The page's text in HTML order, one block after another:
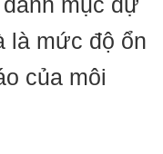
là mức độ ổn
của môi